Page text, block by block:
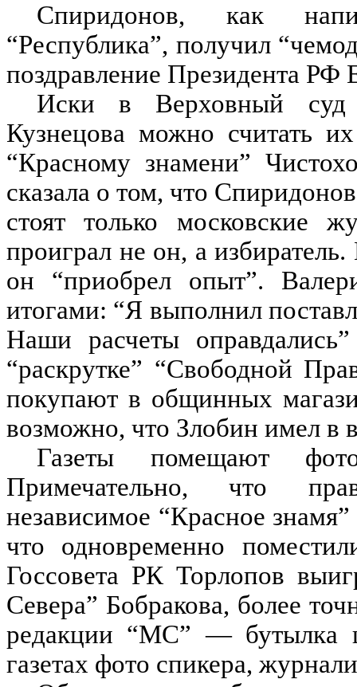
Спиридонов, как
“Республика”, получил
поздравление Президента РФ
Иски в Верховный суд
Кузнецова можно считать
“Красному знамени”
сказала о том, что
стоят только московские
проиграл не он, а
он “приобрел опыт”.
итогами: “Я выполнил
Наши расчеты
“раскрутке” “Свободной
покупают в общинных
возможно, что Злобин имел в
Газеты помещают
Примечательно, что
независимое “Красное
что одновременно
Госсовета РК Торлопов
Севера” Бобракова, более
редакции “МС” — бутылка
газетах фото спикера,